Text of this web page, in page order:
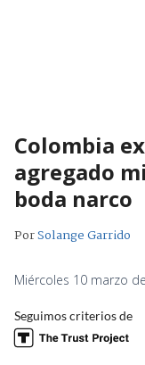
Colombia
agregado
boda narco
PorSolange Garrido
Miércoles 10 marzo
Seguimos criterios de